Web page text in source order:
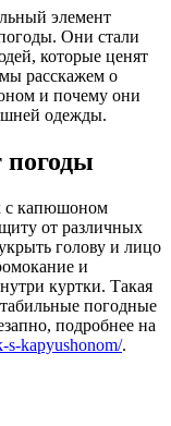
элемент
Они стали
которые ценят
расскажем о
и почему они
одежды.
погоды
с капюшоном
от различных
голову и лицо
и
куртки. Такая
погодные
подробнее на
s-kapyushonom/.